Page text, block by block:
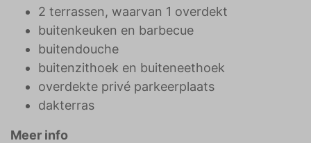
2 terrassen, waarvan 1 overdekt
buitenkeuken en barbecue
buitendouche
buitenzithoek en buiteneethoek
overdekte privé parkeerplaats
dakterras
Meer info